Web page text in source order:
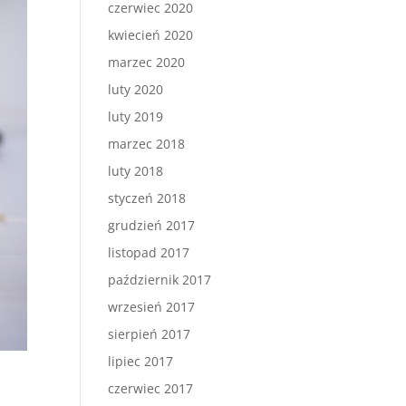
czerwiec 2020
kwiecień 2020
marzec 2020
luty 2020
luty 2019
marzec 2018
luty 2018
styczeń 2018
grudzień 2017
listopad 2017
październik 2017
wrzesień 2017
sierpień 2017
lipiec 2017
czerwiec 2017